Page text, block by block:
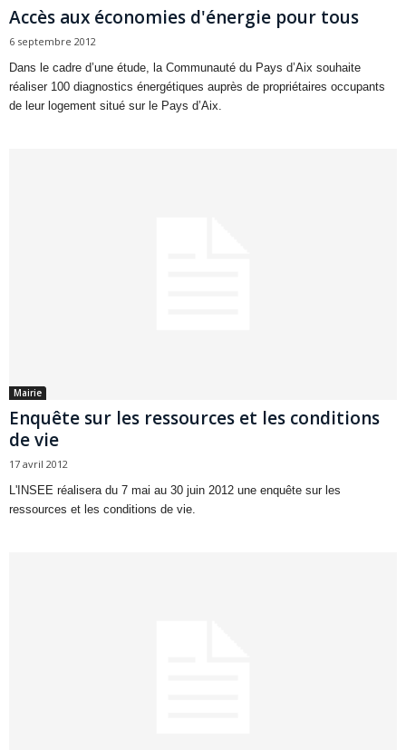
Accès aux économies d'énergie pour tous
6 septembre 2012
Dans le cadre d’une étude, la Communauté du Pays d’Aix souhaite
réaliser 100 diagnostics énergétiques auprès de propriétaires occupants
de leur logement situé sur le Pays d’Aix.
Mairie
Enquête sur les ressources et les conditions
de vie
17 avril 2012
L'INSEE réalisera du 7 mai au 30 juin 2012 une enquête sur les
ressources et les conditions de vie.